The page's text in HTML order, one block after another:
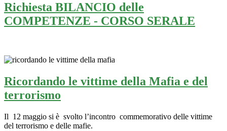
Richiesta BILANCIO delle
COMPETENZE - CORSO SERALE
Ricordando le vittime della Mafia e del
terrorismo
Il 12 maggio si è svolto l’incontro commemorativo delle vittime
del terrorismo e delle mafie.